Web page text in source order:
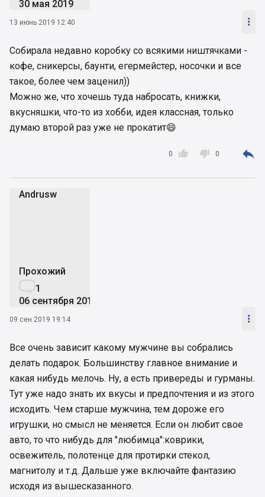
30 мая 2019
13 июнь 2019 12:40 
Собирала недавно коробку со всякими ништячками -
кофе, сникерсы, баунти, егермейстер, носочки и все
такое, более чем заценил))
Можно же, что хочешь туда набросать, книжки,
вкусняшки, что-то из хобби, идея классная, только
думаю второй раз уже не прокатит😄

0  0 
Andrusw
Прохожий
1
06 сентября 2019
09 сен 2019 19:14 
Все очень зависит какому мужчине вы собрались
делать подарок. Большинству главное внимание и
какая нибудь мелочь. Ну, а есть привереды и гурманы.
Тут уже надо знать их вкусы и предпочтения и из этого
исходить. Чем старше мужчина, тем дороже его
игрушки, но смысл не меняется. Если он любит свое
авто, то что нибудь для "любимца":коврики,
освежитель, полотенце для протирки стекол,
магнитолу и т.д. Дальше уже включайте фантазию
исходя из вышесказанного.